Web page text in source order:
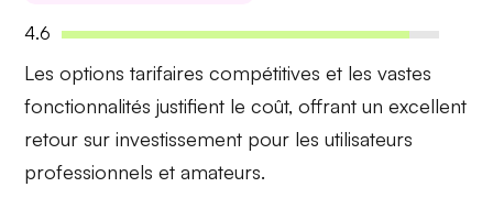
4.6
Lesoptions tarifaires compétitives et les vastes
fonctionnalités justifient le coût, offrant un excellent
retour sur investissement pour les utilisateurs
professionnels et amateurs.